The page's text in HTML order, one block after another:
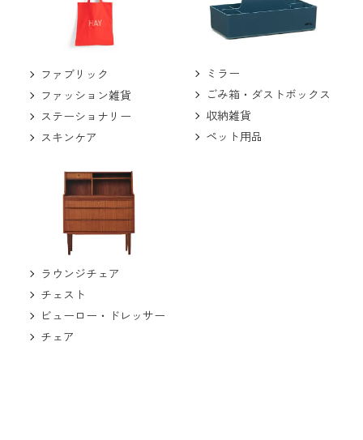
ファブリック
ファッション雑貨
ステーショナリー
スキンケア
ミラー
ごみ箱・ダストボックス
収納雑貨
ペット用品
ラウンジチェア
チェスト
ビューロー・ドレッサー
チェア